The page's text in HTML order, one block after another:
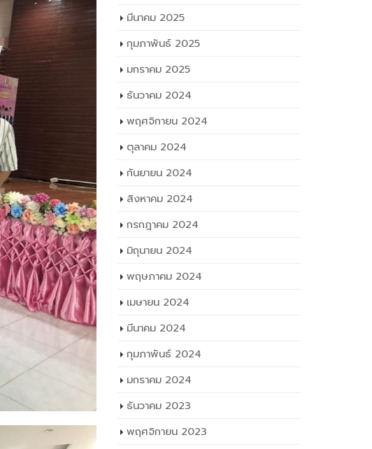
มีนาคม 2025
กุมภาพันธ์ 2025
มกราคม 2025
ธันวาคม 2024
พฤศจิกายน 2024
ตุลาคม 2024
กันยายน 2024
สิงหาคม 2024
กรกฎาคม 2024
มิถุนายน 2024
พฤษภาคม 2024
เมษายน 2024
มีนาคม 2024
กุมภาพันธ์ 2024
มกราคม 2024
ธันวาคม 2023
พฤศจิกายน 2023